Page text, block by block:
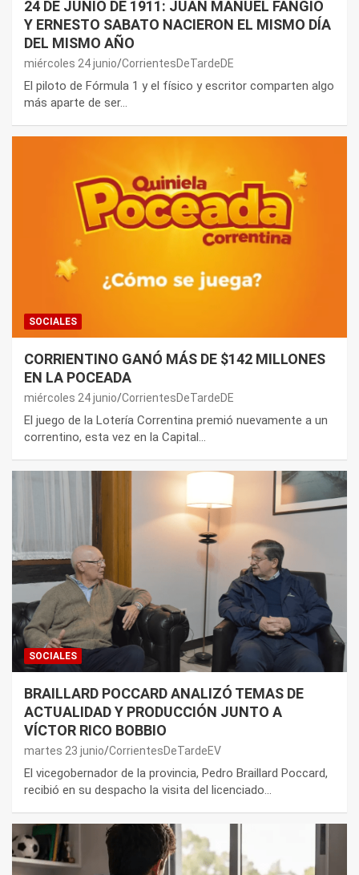
24 DE JUNIO DE 1911: JUAN MANUEL FANGIO
Y ERNESTO SABATO NACIERON EL MISMO DÍA
DEL MISMO AÑO
miércoles 24 junio CorrientesDeTardeDE
El piloto de Fórmula 1 y el físico y escritor comparten algo
más aparte de ser…
SOCIALES
CORRIENTINO GANÓ MÁS DE $142 MILLONES
EN LA POCEADA
miércoles 24 junio CorrientesDeTardeDE
El juego de la Lotería Correntina premió nuevamente a un
correntino, esta vez en la Capital…
SOCIALES
BRAILLARD POCCARD ANALIZÓ TEMAS DE
ACTUALIDAD Y PRODUCCIÓN JUNTO A
VÍCTOR RICO BOBBIO
martes 23 junio CorrientesDeTardeEV
El vicegobernador de la provincia, Pedro Braillard Poccard,
recibió en su despacho la visita del licenciado…